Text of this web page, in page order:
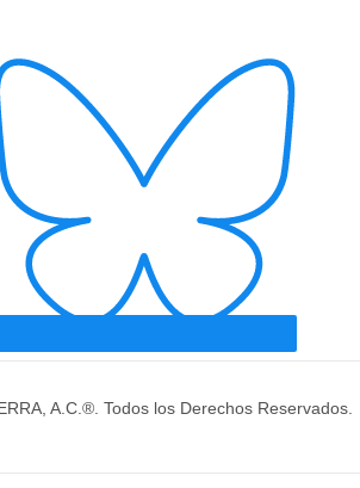
A.C.®. Todos los Derechos Reservados.